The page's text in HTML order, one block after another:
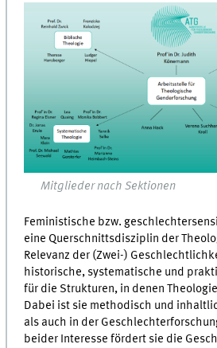
Mitglieder nach Sektionen
Feministische bzw.
eine Querschnittsdisziplin der
Relevanz der (Zwei-)
historische, systematische und
für die Strukturen, in denen
Dabei ist sie methodisch und
als auch in der
beider Interesse fördert sie die